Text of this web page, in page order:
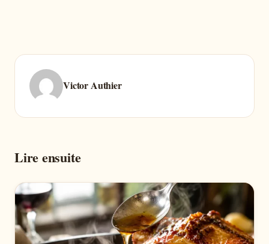
Victor Authier
Lire ensuite